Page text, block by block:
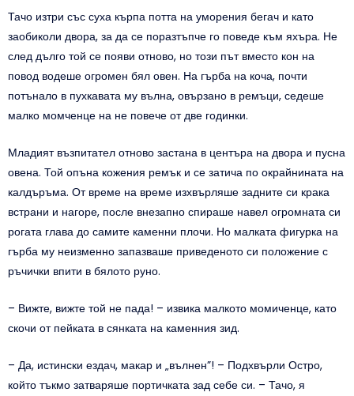
Тачо изтри със суха кърпа потта на уморения бегач и като
заобиколи двора, за да се поразтъпче го поведе към яхъра. Не
след дълго той се появи отново, но този път вместо кон на
повод водеше огромен бял овен. На гърба на коча, почти
потънало в пухкавата му вълна, овързано в ремъци, седеше
малко момченце на не повече от две годинки.
Младият възпитател отново застана в центъра на двора и пусна
овена. Той опъна кожения ремък и се затича по окрайнината на
калдъръма. От време на време изхвърляше задните си крака
встрани и нагоре, после внезапно спираше навел огромната си
рогата глава до самите каменни плочи. Но малката фигурка на
гърба му неизменно запазваше приведеното си положение с
ръчички впити в бялото руно.
– Вижте, вижте той не пада! – извика малкото момиченце, като
скочи от пейката в сянката на каменния зид.
– Да, истински ездач, макар и „вълнен”! – Подхвърли Остро,
който тъкмо затваряше портичката зад себе си. – Тачо, я